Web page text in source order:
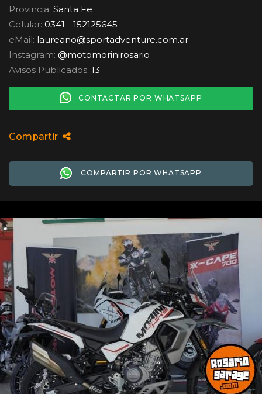
Provincia: Santa Fe
Celular: 0341 - 152125645
eMail: laureano@sportadventure.com.ar
Instagram: @motomorinirosario
Avisos Publicados: 13
CONTACTAR POR WHATSAPP
Compartir
COMPARTIR POR WHATSAPP